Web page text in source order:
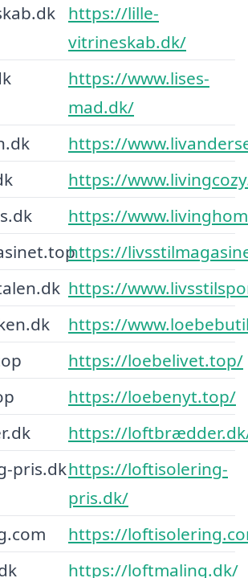
https://lille-
vitrineskab.dk/
https://www.lises-
mad.dk/
https://
https://
https://
https://
https://
https://
https://loebelivet.top/
https://loebenyt.top/
https://
pris.dkhttps://loftisolering-
pris.dk/
https://
https://loftmaling.dk/